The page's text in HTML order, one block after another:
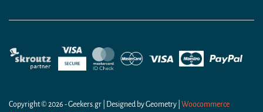
Copyright © 2026 - Geekers.gr | Designed byGeometry Woocommerce